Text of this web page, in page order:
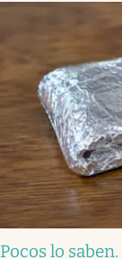
Pocos lo saben.